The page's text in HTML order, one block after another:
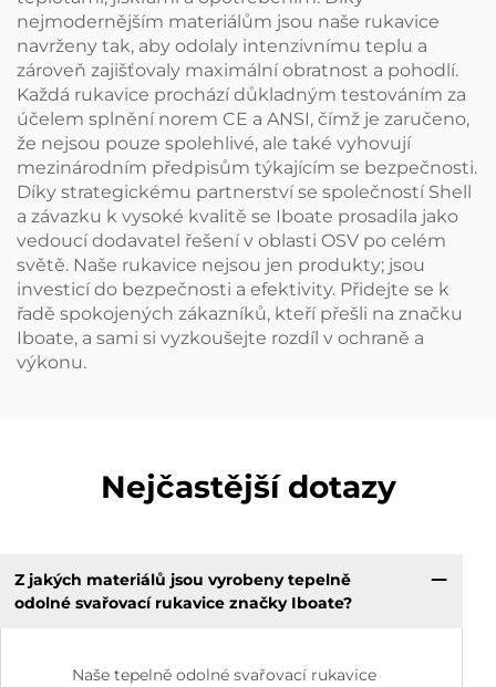
nejmodernějším materiálům jsou naše rukavice
navrženy tak, aby odolaly intenzivnímu teplu a
zároveň zajišťovaly maximální obratnost a pohodlí.
Každá rukavice prochází důkladným testováním za
účelem splnění norem CE a ANSI, čímž je zaručeno,
že nejsou pouze spolehlivé, ale také vyhovují
mezinárodním předpisům týkajícím se bezpečnosti.
Díky strategickému partnerství se společností Shell
a závazku k vysoké kvalitě se Iboate prosadila jako
vedoucí dodavatel řešení v oblasti OSV po celém
světě. Naše rukavice nejsou jen produkty; jsou
investicí do bezpečnosti a efektivity. Přidejte se k
řadě spokojených zákazníků, kteří přešli na značku
Iboate, a sami si vyzkoušejte rozdíl v ochraně a
výkonu.
Nejčastější dotazy
Z jakých materiálů jsou vyrobeny tepelně
odolné svařovací rukavice značky Iboate?
Naše tepelně odolné svařovací rukavice